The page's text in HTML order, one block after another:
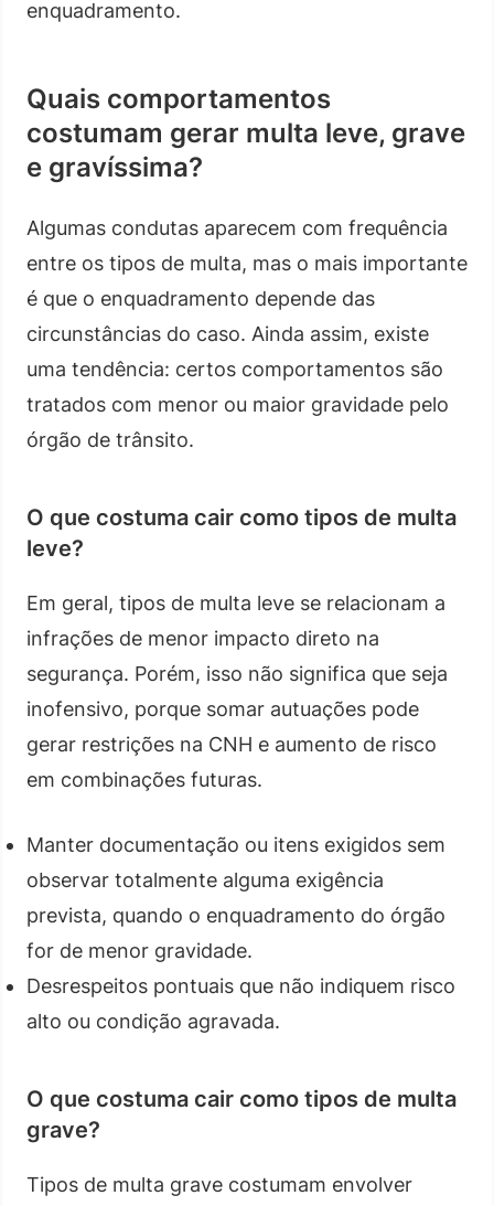
enquadramento.
Quais comportamentos
costumam gerar multa leve, grave
e gravíssima?
Algumas condutas aparecem com frequência
entre os tipos de multa, mas o mais importante
é que o enquadramento depende das
circunstâncias do caso. Ainda assim, existe
uma tendência: certos comportamentos são
tratados com menor ou maior gravidade pelo
órgão de trânsito.
O que costuma cair como tipos de multa
leve?
Em geral, tipos de multa leve se relacionam a
infrações de menor impacto direto na
segurança. Porém, isso não significa que seja
inofensivo, porque somar autuações pode
gerar restrições na CNH e aumento de risco
em combinações futuras.
Manter documentação ou itens exigidos sem
observar totalmente alguma exigência
prevista, quando o enquadramento do órgão
for de menor gravidade.
Desrespeitos pontuais que não indiquem risco
alto ou condição agravada.
O que costuma cair como tipos de multa
grave?
Tipos de multa grave costumam envolver